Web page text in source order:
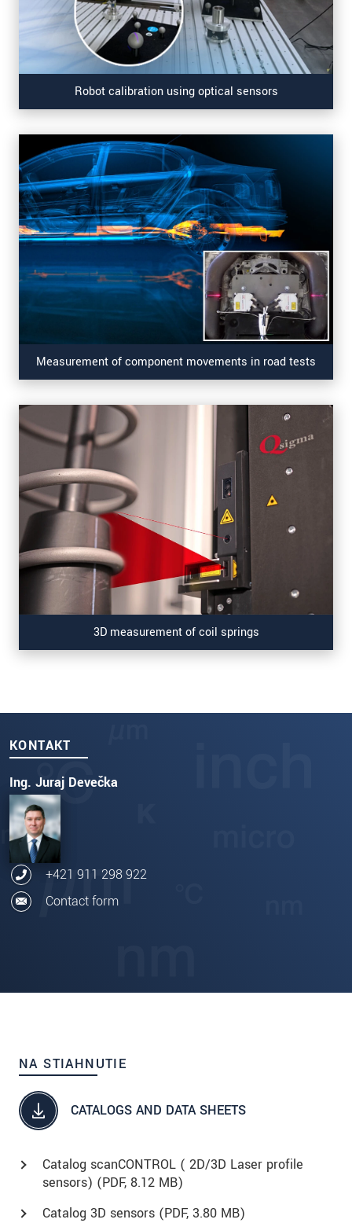
Robot calibration using optical sensors
Measurement of component movements in road tests
3D measurement of coil springs
KONTAKT
Ing. Juraj Devečka
+421 911 298 922
Contact form
NA STIAHNUTIE
CATALOGS AND DATA SHEETS
Catalog scanCONTROL ( 2D/3D Laser profile
sensors) (PDF, 8.12 MB)
Catalog 3D sensors (PDF, 3.80 MB)